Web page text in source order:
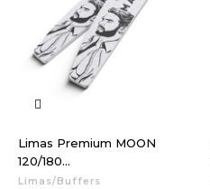
Limas Premium MOON
120/180...
Limas/Buffers